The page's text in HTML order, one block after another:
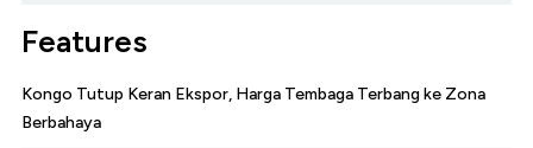
Features
Kongo Tutup Keran Ekspor, Harga Tembaga Terbang ke Zona
Berbahaya